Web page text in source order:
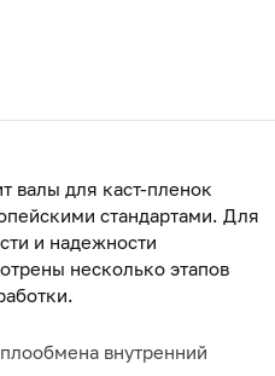
валы для каст-пленок
стандартами. Для
и надежности
несколько этапов
внутренний